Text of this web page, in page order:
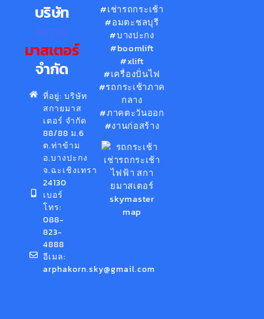
บริษัท
มาสเตอร์
จำกัด
ที่อยู่: บริษัท
สกายมาส
เตอร์ จำกัด
88/88 ม.6
ต.ท่าข้าม
อ.บางปะกง
จ.ฉะเชิงเทรา
24130
เบอร์
โทร:
088-
823-
4888
อีเมล:
arphakorn.sky@gmail.com
#เช่ารถกระเช้า
#อมตะชลบุรี
#บางปะกง
#boomlift
#xlift
#เครื่องปั่นไฟ
#รถกระเช้าภาค
กลาง
#ภาคตะวันออก
#งานก่อสร้าง